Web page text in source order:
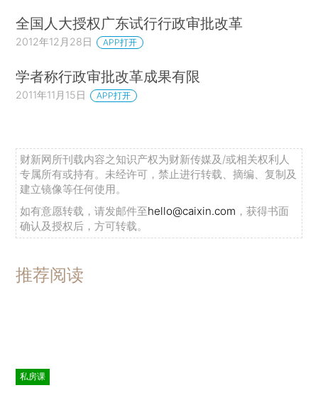
全国人大授权广东试行行政审批改革
2012年12月28日 APP打开
学者称行政审批改革成果有限
2011年11月15日 APP打开
财新网所刊载内容之知识产权为财新传媒及/或相关权利人
专属所有或持有。未经许可，禁止进行转载、摘编、复制及
建立镜像等任何使用。
如有意愿转载，请发邮件至hello@caixin.com ，获得书面
确认及授权后，方可转载。
推荐阅读
私房课